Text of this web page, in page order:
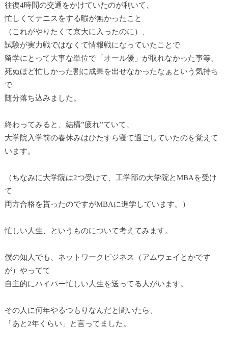
往復4時間の交通をかけていたのが利いて、
忙しくてテニスをする暇が無かったこと
（これがやりたくて京大に入ったのに）、
試験が実力戦ではなくて情報戦になっていたことで
留学にとって大事な単位で「オール優」が取れなかった事等、
死ぬほど忙しかった割に成果を出せなかったなぁという気持ち
で
随分落ち込みました。
終わってみると、結構”疲れ”ていて、
大学院入学前の春休みはひたすら寝て過ごしていたのを覚えて
います。
（ちなみに大学院は2つ受けて、工学部の大学院とMBAを受け
て
両方合格を貰ったのですがMBAに進学しています。）
忙しい人生、というものについて考えてみます。
僕の知人でも、ネットワークビジネス（アムウェイとかです
が）やってて
自主的にハイパー忙しい人生を送ってる人がいます。
その人に何年やるつもりなんだと聞いたら、
「あと2年くらい」と言ってました。